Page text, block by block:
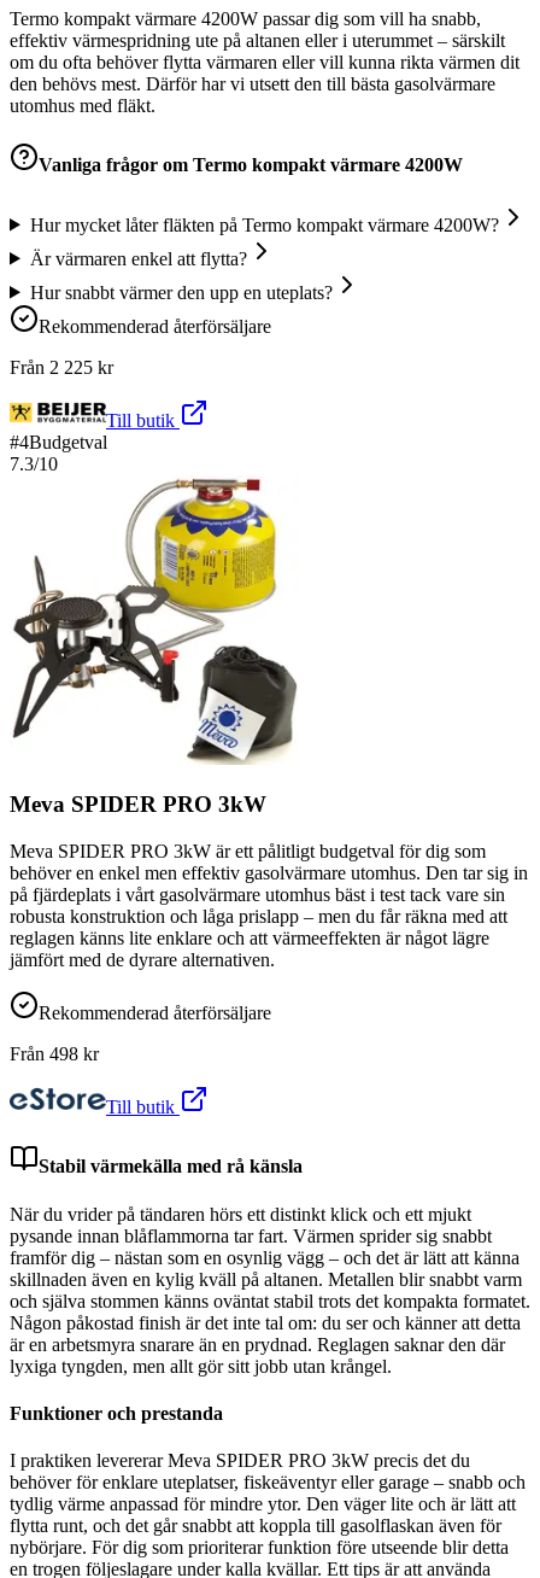
Termo kompakt värmare 4200W passar dig som vill ha snabb,
effektiv värmespridning ute på altanen eller i uterummet – särskilt
om du ofta behöver flytta värmaren eller vill kunna rikta värmen dit
den behövs mest. Därför har vi utsett den till bästa gasolvärmare
utomhus med fläkt.
Vanliga frågor om Termo kompakt värmare 4200W
Hur mycket låter fläkten på Termo kompakt värmare 4200W?
Är värmaren enkel att flytta?
Hur snabbt värmer den upp en uteplats?
Rekommenderad återförsäljare
Från 2 225 kr
Till butik
#4Budgetval
7.3/10
Meva SPIDER PRO 3kW
Meva SPIDER PRO 3kW är ett pålitligt budgetval för dig som
behöver en enkel men effektiv gasolvärmare utomhus. Den tar sig in
på fjärdeplats i vårt gasolvärmare utomhus bäst i test tack vare sin
robusta konstruktion och låga prislapp – men du får räkna med att
reglagen känns lite enklare och att värmeeffekten är något lägre
jämfört med de dyrare alternativen.
Rekommenderad återförsäljare
Från 498 kr
Till butik
Stabil värmekälla med rå känsla
När du vrider på tändaren hörs ett distinkt klick och ett mjukt
pysande innan blåflammorna tar fart. Värmen sprider sig snabbt
framför dig – nästan som en osynlig vägg – och det är lätt att känna
skillnaden även en kylig kväll på altanen. Metallen blir snabbt varm
och själva stommen känns oväntat stabil trots det kompakta formatet.
Någon påkostad finish är det inte tal om: du ser och känner att detta
är en arbetsmyra snarare än en prydnad. Reglagen saknar den där
lyxiga tyngden, men allt gör sitt jobb utan krångel.
Funktioner och prestanda
I praktiken levererar Meva SPIDER PRO 3kW precis det du
behöver för enklare uteplatser, fiskeäventyr eller garage – snabb och
tydlig värme anpassad för mindre ytor. Den väger lite och är lätt att
flytta runt, och det går snabbt att koppla till gasolflaskan även för
nybörjare. För dig som prioriterar funktion före utseende blir detta
en trogen följeslagare under kalla kvällar. Ett tips är att använda